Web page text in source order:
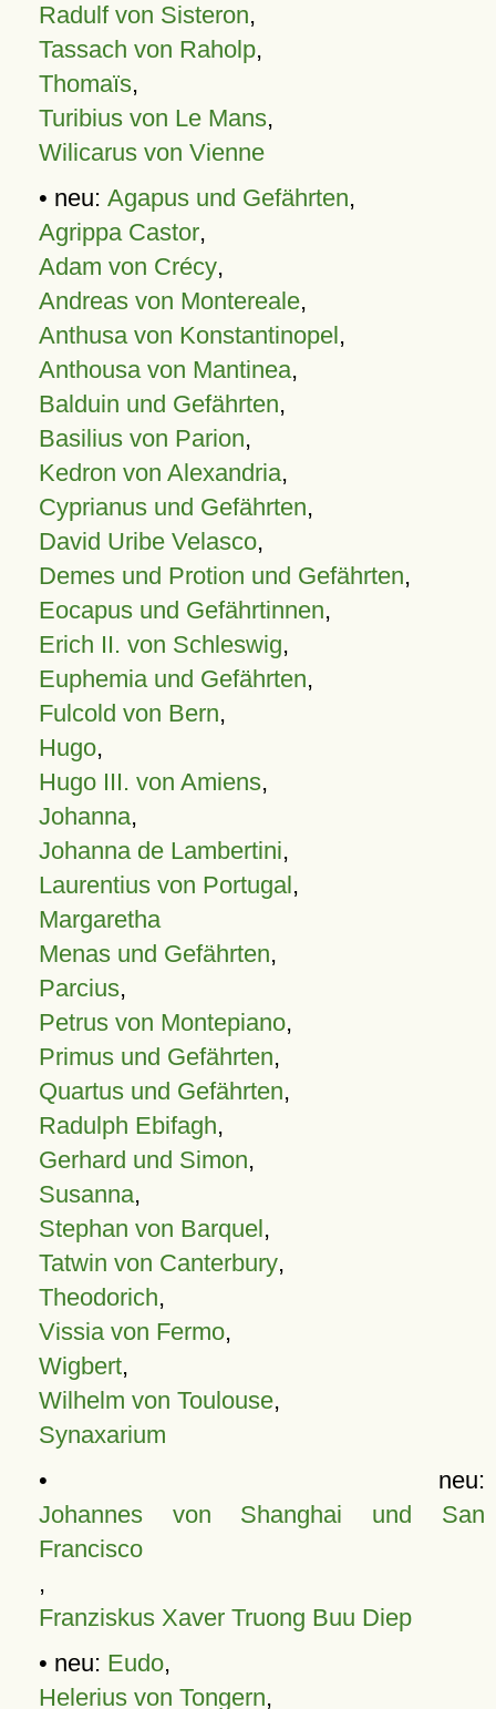
Radulf von Sisteron,
Tassach von Raholp,
Thomaïs,
Turibius von Le Mans,
Wilicarus von Vienne
• neu: Agapus und Gefährten,
Agrippa Castor,
Adam von Crécy,
Andreas von Montereale,
Anthusa von Konstantinopel,
Anthousa von Mantinea,
Balduin und Gefährten,
Basilius von Parion,
Kedron von Alexandria,
Cyprianus und Gefährten,
David Uribe Velasco,
Demes und Protion und Gefährten,
Eocapus und Gefährtinnen,
Erich II. von Schleswig,
Euphemia und Gefährten,
Fulcold von Bern,
Hugo,
Hugo III. von Amiens,
Johanna,
Johanna de Lambertini,
Laurentius von Portugal,
Margaretha
Menas und Gefährten,
Parcius,
Petrus von Montepiano,
Primus und Gefährten,
Quartus und Gefährten,
Radulph Ebifagh,
Gerhard und Simon,
Susanna,
Stephan von Barquel,
Tatwin von Canterbury,
Theodorich,
Vissia von Fermo,
Wigbert,
Wilhelm von Toulouse,
Synaxarium
• neu:
Johannes von Shanghai und San
Francisco
,
Franziskus Xaver Truong Buu Diep
• neu: Eudo,
Helerius von Tongern,